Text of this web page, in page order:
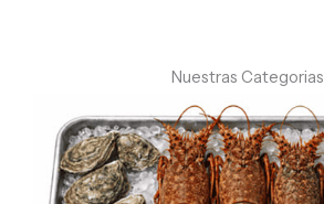
Nuestras Categorias